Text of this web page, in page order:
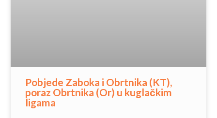
Pobjede Zaboka i Obrtnika (KT),
poraz Obrtnika (Or) u kuglačkim
ligama